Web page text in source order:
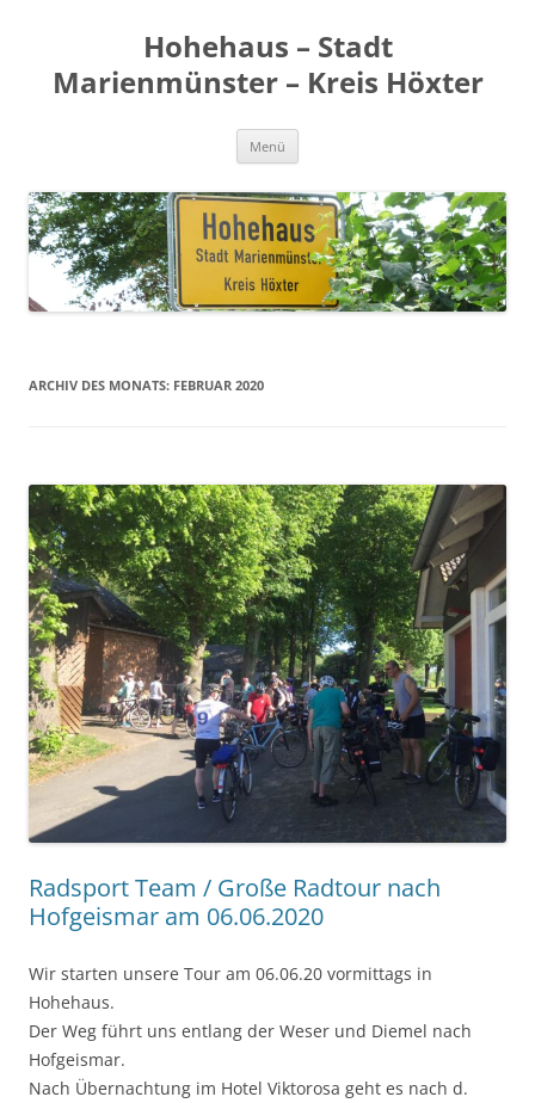
Hohehaus – Stadt
Marienmünster – Kreis Höxter
Menü
ARCHIV DES MONATS: FEBRUAR 2020
Radsport Team / Große Radtour nach
Hofgeismar am 06.06.2020
Wir starten unsere Tour am 06.06.20 vormittags in
Hohehaus.
Der Weg führt uns entlang der Weser und Diemel nach
Hofgeismar.
Nach Übernachtung im Hotel Viktorosa geht es nach d.